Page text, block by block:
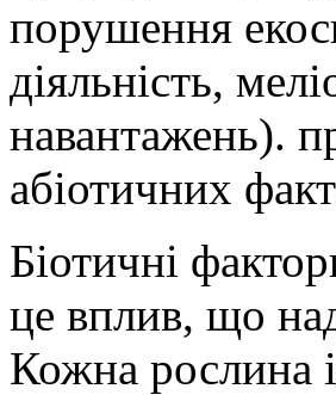
порушення
діяльність,
навантажень).
абіотичних
Біотичні
це вплив, що
Кожна рослина